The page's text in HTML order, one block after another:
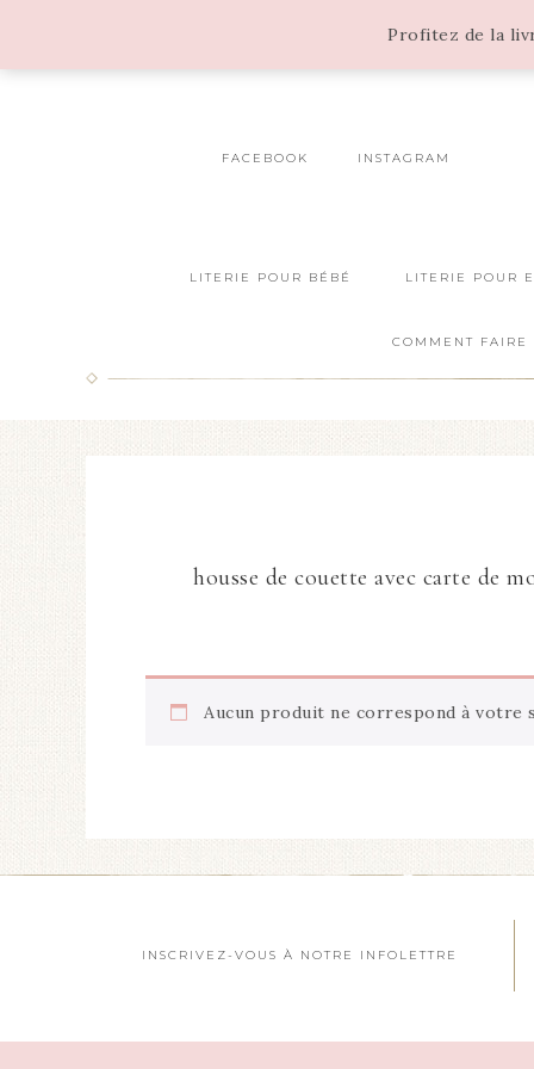
Profitez de la
FACEBOOK INSTAGRAM
LITERIE POUR BÉBÉ LITERIE POUR
COMMENT FAIRE
housse de couette avec carte de
Aucun produit ne correspond à votre
INSCRIVEZ-VOUS À NOTRE INFOLETTRE